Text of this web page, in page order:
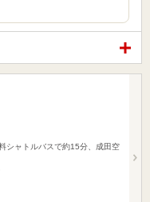
シャトルバスで約15分、成田空